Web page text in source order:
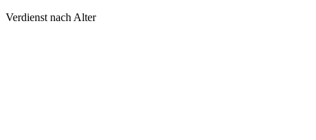
Verdienst nach Alter